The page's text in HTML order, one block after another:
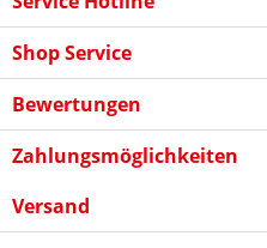
Shop Service
Bewertungen
Zahlungsmöglichkeiten
Versand